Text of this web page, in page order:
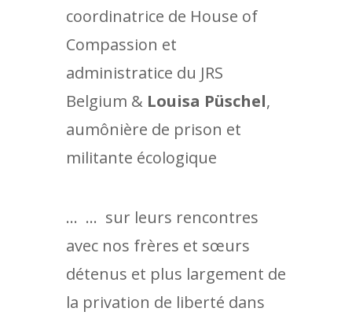
coordinatrice de House of
Compassion et
administratice du JRS
Belgium & Louisa Püschel,
aumônière de prison et
militante écologique
… … sur leurs rencontres
avec nos frères et sœurs
détenus et plus largement de
la privation de liberté dans